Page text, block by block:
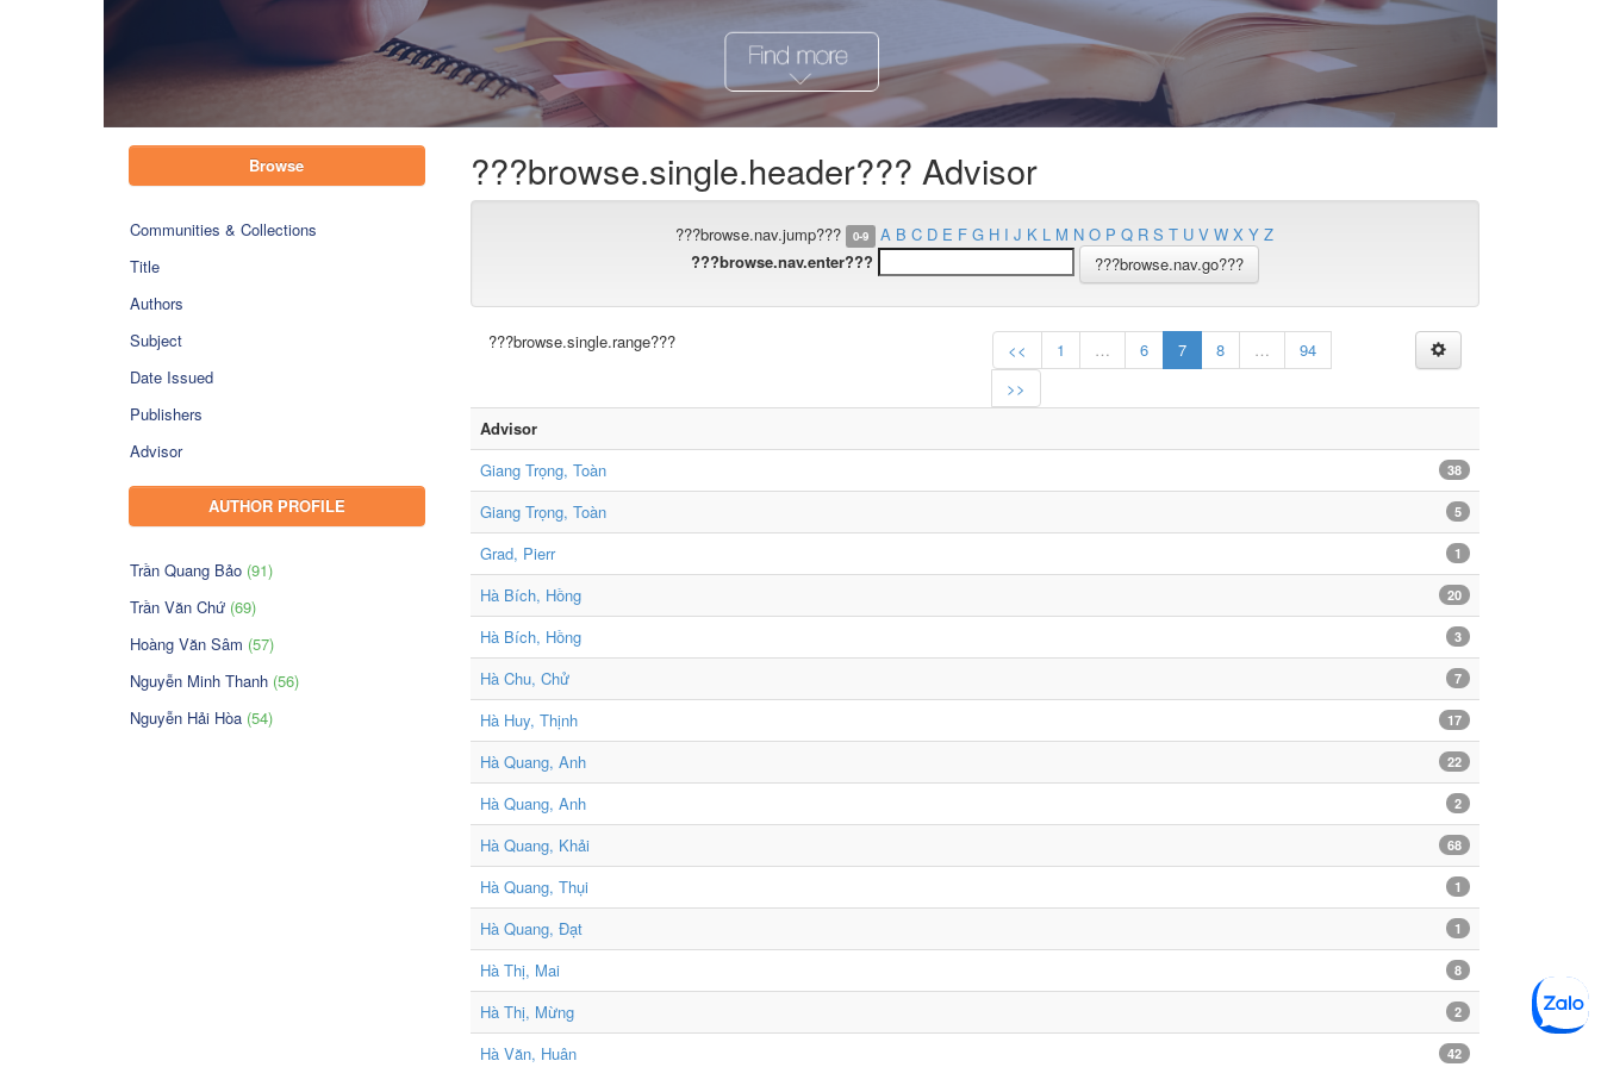
Browse
Communities & Collections
Title
Authors
Subject
Date Issued
Publishers
Advisor
AUTHOR PROFILE
Trần Quang Bảo (91)
Trần Văn Chứ (69)
Hoàng Văn Sâm (57)
Nguyễn Minh Thanh (56)
Nguyễn Hải Hòa (54)
???browse.single.header??? Advisor
???browse.nav.jump??? 0-9 A B C D E F G H I J K L M N O P Q R S T U V W X Y Z
???browse.nav.enter???
???browse.single.range??? << 1 … 6 7 8 …
94
>>
Advisor
Giang Trọng, Toàn
38
Giang Trọng, Toàn 5
Grad, Pierr 1
Hà Bích, Hồng 20
Hà Bích, Hồng 3
Hà Chu, Chử 7
Hà Huy, Thịnh 17
Hà Quang, Anh 22
Hà Quang, Anh 2
Hà Quang, Khải 68
Hà Quang, Thụi 1
Hà Quang, Đạt 1
Hà Thị, Mai 8
Hà Thị, Mừng 2
Hà Văn, Huân 42